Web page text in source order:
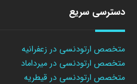
دسترسی سریع
متخصص ارتودنسی در زعفرانیه
متخصص ارتودنسی در میرداماد
متخصص ارتودنسی در قیطریه